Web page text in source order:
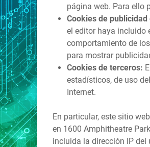
página web. Para ello
Cookies de
el editor haya incluido
comportamiento de
para mostrar
Cookies de terceros:
estadísticos, de uso
Internet.
En particular, este sitio
en 1600 Amphitheatre
incluida la dirección IP